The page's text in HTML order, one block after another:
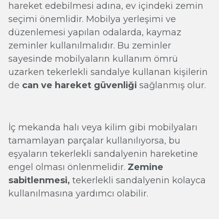
hareket edebilmesi adına, ev içindeki zemin
seçimi önemlidir. Mobilya yerleşimi ve
düzenlemesi yapılan odalarda, kaymaz
zeminler kullanılmalıdır. Bu zeminler
sayesinde mobilyaların kullanım ömrü
uzarken tekerlekli sandalye kullanan kişilerin
de can ve hareket güvenliği sağlanmış olur.
İç mekanda halı veya kilim gibi mobilyaları
tamamlayan parçalar kullanılıyorsa, bu
eşyaların tekerlekli sandalyenin hareketine
engel olması önlenmelidir. Zemine
sabitlenmesi, tekerlekli sandalyenin kolayca
kullanılmasına yardımcı olabilir.